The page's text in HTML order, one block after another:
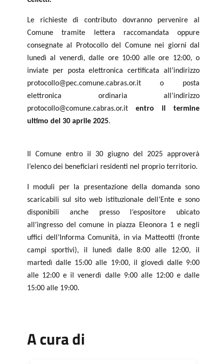
Le richieste di contributo dovranno pervenire al
Comune tramite lettera raccomandata oppure
consegnate al Protocollo del Comune nei giorni dal
lunedì al venerdì, dalle ore 10:00 alle ore 12:00, o
inviate per posta elettronica certificata all’indirizzo
protocollo@pec.comune.cabras.or.it o posta
elettronica ordinaria all’indirizzo
protocollo@comune.cabras.or.it entro il termine
ultimo del 30 aprile 2025.
Il Comune entro il 30 giugno del 2025 approverà
l’elenco dei beneficiari residenti nel proprio territorio.
I moduli per la presentazione della domanda sono
scaricabili sul sito web istituzionale dell’Ente e sono
disponibili anche presso l’espositore ubicato
all’ingresso del comune in piazza Eleonora 1 e negli
uffici dell’Informa Comunità, in via Matteotti (fronte
campi sportivi), il lunedì dalle 8:00 alle 12:00, il
martedì dalle 15:00 alle 19:00, il giovedì dalle 9:00
alle 12:00 e il venerdì dalle 9:00 alle 12:00 e dalle
15:00 alle 19:00.
A cura di